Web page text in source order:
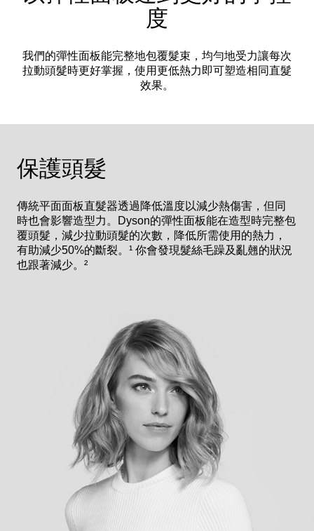
度
我們的彈性面板能完整地包覆髮束，均勻地受力讓每次
拉動頭髮時更好掌握，使用更低熱力即可塑造相同直髮
效果。
保護頭髮
傳統平面面板直髮器透過降低溫度以減少熱傷害，但同
時也會影響造型力。Dyson的彈性面板能在造型時完整包
覆頭髮，減少拉動頭髮的次數，降低所需使用的熱力，
有助減少50%的斷裂。¹ 你會發現髮絲毛躁及亂翹的狀況
也跟著減少。²